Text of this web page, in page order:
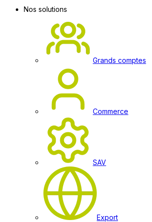
Nos solutions
Grands comptes
Commerce
SAV
Export